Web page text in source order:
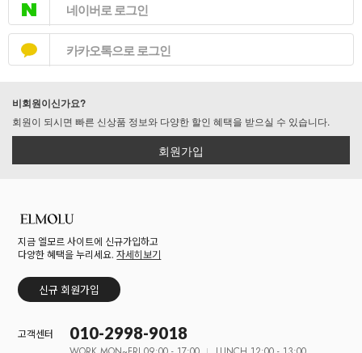
네이버로 로그인
카카오톡으로 로그인
비회원이신가요?
회원이 되시면 빠른 신상품 정보와 다양한 할인 혜택을 받으실 수 있습니다.
회원가입
지금 엘모르 사이트에 신규가입하고
다양한 혜택을 누리세요.자세히보기
신규 회원가입
고객센터 010-2998-9018